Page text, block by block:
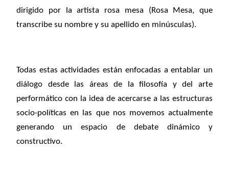
dirigido por la artista rosa mesa (Rosa Mesa, que
transcribe su nombre y su apellido en minúsculas).
Todas estas actividades están enfocadas a entablar un
diálogo desde las áreas de la filosofía y del arte
performático con la idea de acercarse a las estructuras
socio-políticas en las que nos movemos actualmente
generando un espacio de debate dinámico y
constructivo.